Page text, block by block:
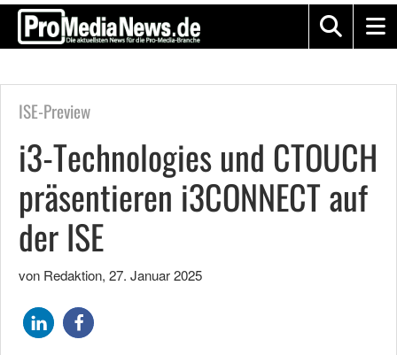
ISE-Preview
i3-Technologies und CTOUCH
präsentieren i3CONNECT auf
der ISE
von Redaktion, 27. Januar 2025